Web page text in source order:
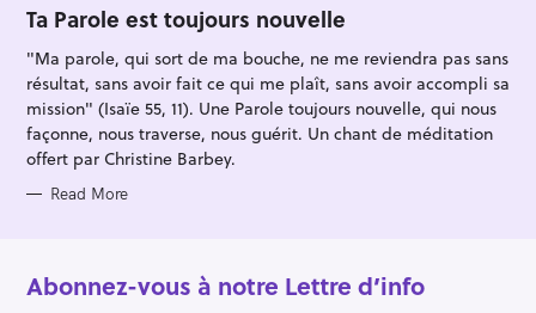
O
R
E
Ta Parole est toujours nouvelle
"Ma parole, qui sort de ma bouche, ne me reviendra pas sans
résultat, sans avoir fait ce qui me plaît, sans avoir accompli sa
mission" (Isaïe 55, 11). Une Parole toujours nouvelle, qui nous
façonne, nous traverse, nous guérit. Un chant de méditation
offert par Christine Barbey.
Read More
Abonnez-vous à notre Lettre d’info